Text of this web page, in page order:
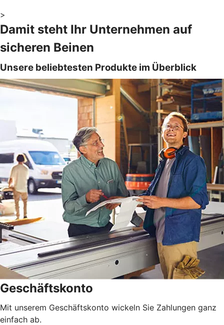
>
Damit steht Ihr Unternehmen auf
sicheren Beinen
Unsere beliebtesten Produkte im Überblick
Geschäftskonto
Mit unserem Geschäftskonto wickeln Sie Zahlungen ganz
einfach ab.